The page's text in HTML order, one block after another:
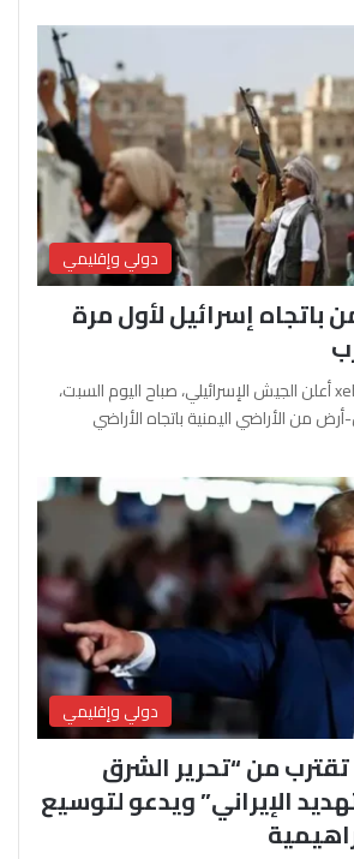
دولي وإقليمي
باتجاه إسرائيل لأول مرة
آفرين علو ـ xeber24.net أعلن الجيش الإسرائيلي، صباح اليوم السبت،
من الأراضي اليمنية باتجاه الأراضي
دولي وإقليمي
من “تحرير الشرق
الإيراني” ويدعو لتوسيع